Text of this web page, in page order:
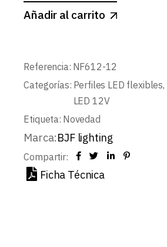
Añadir al carrito
Referencia: NF612-12
Categorías: Perfiles LED flexibles,
LED 12V
Etiqueta: Novedad
Marca:BJF lighting
Compartir:
Ficha Técnica